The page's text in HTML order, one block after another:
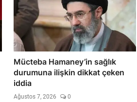
Mücteba Hamaney’in sağlık
durumuna ilişkin dikkat çeken
iddia
Ağustos 7, 2026 0